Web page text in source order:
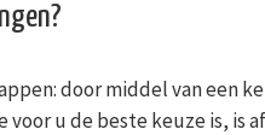
door middel van een
u de beste keuze is, is